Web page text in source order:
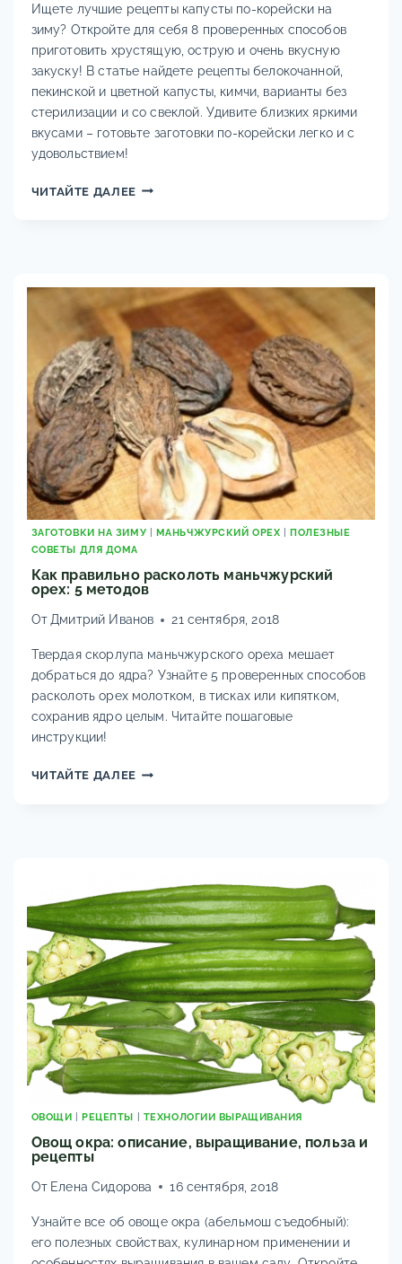
КАБАЧКОВ.
КЛАССИКА,
С
РИСОМ,
ФАСОЛЬЮ,
БЕЗ
УКСУСА
–
Ищете лучшие рецепты капусты по-корейски на
зиму? Откройте для себя 8 проверенных способов
приготовить хрустящую, острую и очень вкусную
закуску! В статье найдете рецепты белокочанной,
пекинской и цветной капусты, кимчи, варианты без
стерилизации и со свеклой. Удивите близких яркими
вкусами – готовьте заготовки по-корейски легко и с
удовольствием!
ЧИТАЙТЕ ДАЛЕЕКАПУСТА
ВКУСНЫЕ
РЕЦЕПТОВ
ЗАГОТОВКИ НА ЗИМУ МАНЬЧЖУРСКИЙ ОРЕХ |ПОЛЕЗНЫЕ
СОВЕТЫ ДЛЯ ДОМА
Как правильно расколоть маньчжурский
орех: 5 методов
ОтДмитрий Иванов 21 сентября, 2018
Твердая скорлупа маньчжурского ореха мешает
добраться до ядра? Узнайте 5 проверенных способов
расколоть орех молотком, в тисках или кипятком,
сохранив ядро целым. Читайте пошаговые
инструкции!
ЧИТАЙТЕ ДАЛЕЕКАК
МЕТОДОВ
ОВОЩИ |РЕЦЕПТЫ | ТЕХНОЛОГИИ ВЫРАЩИВАНИЯ
Овощ окра: описание, выращивание, польза и
рецепты
От Елена Сидорова 16 сентября, 2018
Узнайте все об овоще окра (абельмош съедобный):
его полезных свойствах, кулинарном применении и